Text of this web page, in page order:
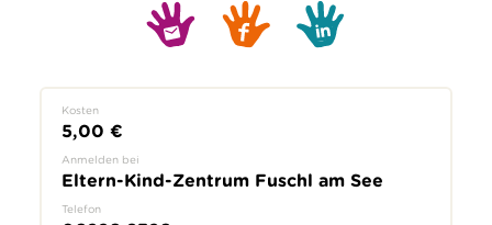
Kosten
5,00 €
Anmelden bei
Eltern-Kind-Zentrum Fuschl am See
Telefon